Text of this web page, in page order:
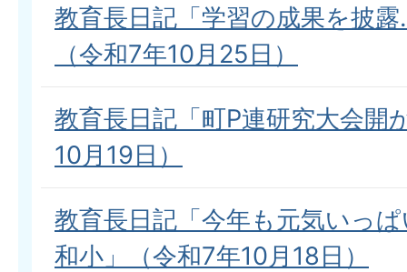
教育長日記「学習の成果を披
（令和7年10月25日）
教育長日記「町P連研究大会開
10月19日）
教育長日記「今年も元気いっ
和小」（令和7年10月18日）